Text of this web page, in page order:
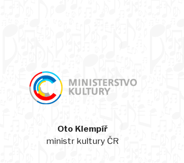
Oto Klempíř
ministr kultury ČR